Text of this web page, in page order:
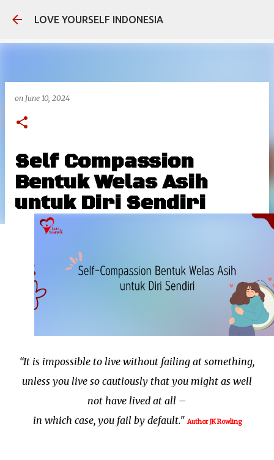
Skip to main content
LOVE YOURSELF INDONESIA
on June 10, 2024
Self Compassion
Bentuk Welas Asih
untuk Diri Sendiri
“It is impossible to live without failing at something,
unless you live so cautiously that you might as well
not have lived at all –
in which case, you fail by default." Author JK Rowling